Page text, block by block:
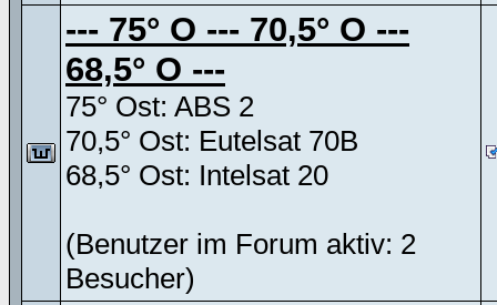
--- 75° O --- 70,5° O ---
68,5° O ---
75° Ost: ABS 2
70,5° Ost: Eutelsat 70B
68,5° Ost: Intelsat 20
(Benutzer im Forum aktiv: 2
Besucher)